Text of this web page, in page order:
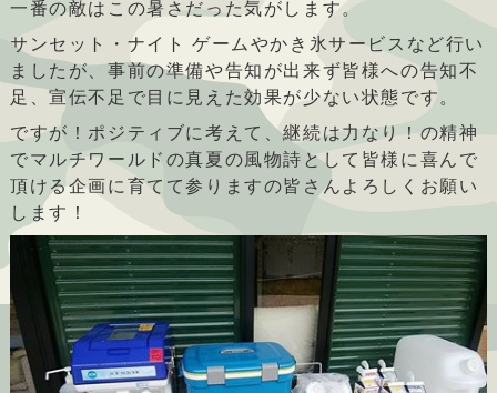
一番の敵はこの暑さだった気がします。
サンセット・ナイト ゲームやかき氷サービスなど行い
ましたが、事前の準備や告知が出来ず皆様への告知不
足、宣伝不足で目に見えた効果が少ない状態です。
ですが！ポジティブに考えて、継続は力なり！の精神
でマルチワールドの真夏の風物詩として皆様に喜んで
頂ける企画に育てて参りますの皆さんよろしくお願い
します！